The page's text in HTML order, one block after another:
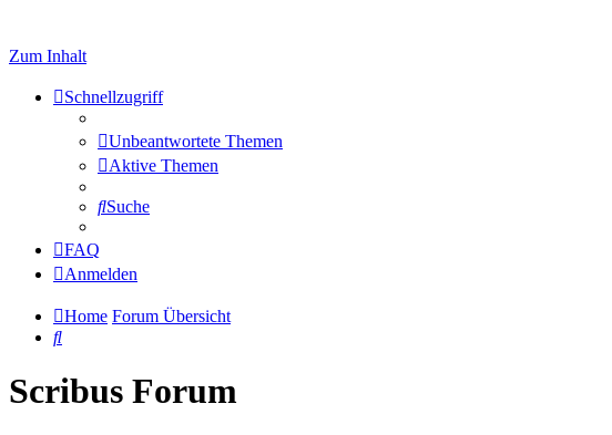
Zum Inhalt
Schnellzugriff
Unbeantwortete Themen
Aktive Themen
Suche
FAQ
Anmelden
Home Forum Übersicht
Suche
Scribus Forum